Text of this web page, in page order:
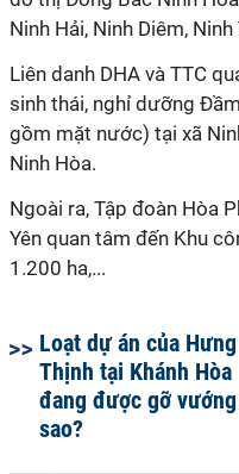
Ninh Hải, Ninh Diêm,
Liên danh DHA và TTC
sinh thái, nghỉ dưỡng
gồm mặt nước) tại xã
Ninh Hòa.
Ngoài ra, Tập đoàn Hòa
Yên quan tâm đến Khu
1.200 ha,...
Loạt dự án của Hưng
Thịnh tại Khánh Hòa
đang được gỡ
sao?